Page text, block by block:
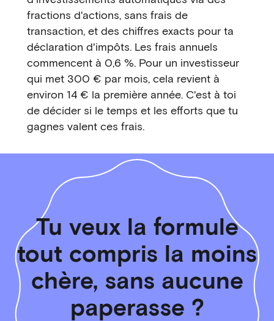
fractions d'actions, sans frais de
transaction, et des chiffres exacts pour ta
déclaration d'impôts. Les frais annuels
commencent à 0,6 %. Pour un investisseur
qui met 300 € par mois, cela revient à
environ 14 € la première année. C'est à toi
de décider si le temps et les efforts que tu
gagnes valent ces frais.
Tu veux la formule
tout compris la moins
chère, sans aucune
paperasse ?